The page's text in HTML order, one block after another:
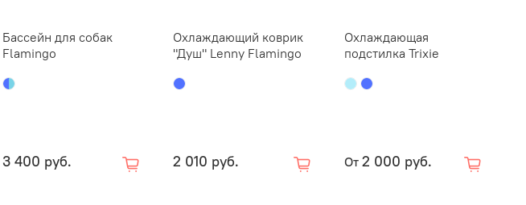
используйте химикаты для очистки воды или бассейна
напрямую перед купанием питомца. Сполосните собаку чистой
Бассейн для собак
Flamingo
3 400 руб.
Охлаждающий коврик
"Душ" Lenny Flamingo
2 010 руб.
Охлаждающая
подстилка Trixie
От 2 000 руб.